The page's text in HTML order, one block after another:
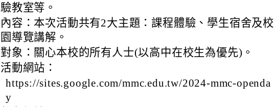
驗教室等。
內容：本次活動共有2大主題：課程體驗、學生宿舍及校
園導覽講解。
對象：關心本校的所有人士(以高中在校生為優先)。
活動網站：
https://sites.google.com/mmc.edu.tw/2024-mmc-openda
y